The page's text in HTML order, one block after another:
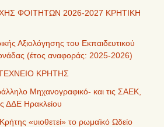
ΦΟΙΤΗΤΩΝ 2026-2027 ΚΡΗΤΙΚΗ
Αξιολόγησης του Εκπαιδευτικού
(έτος αναφοράς: 2025-2026)
ΚΡΗΤΗΣ
Μηχανογραφικό- και τις ΣΑΕΚ,
ΔΔΕ Ηρακλείου
«υιοθετεί» το ρωμαϊκό Ωδείο